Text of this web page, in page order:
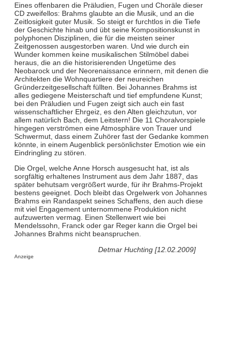
Eines offenbaren die Präludien, Fugen und Choräle dieser
CD zweifellos: Brahms glaubte an die Musik, und an die
Zeitlosigkeit guter Musik. So steigt er furchtlos in die Tiefe
der Geschichte hinab und übt seine Kompositionskunst in
polyphonen Disziplinen, die für die meisten seiner
Zeitgenossen ausgestorben waren. Und wie durch ein
Wunder kommen keine musikalischen Stilmöbel dabei
heraus, die an die historisierenden Ungetüme des
Neobarock und der Neorenaissance erinnern, mit denen die
Architekten die Wohnquartiere der neureichen
Gründerzeitgesellschaft füllten. Bei Johannes Brahms ist
alles gediegene Meisterschaft und tief empfundene Kunst;
bei den Präludien und Fugen zeigt sich auch ein fast
wissenschaftlicher Ehrgeiz, es den Alten gleichzutun, vor
allem natürlich Bach, dem Leitstern! Die 11 Choralvorspiele
hingegen verströmen eine Atmosphäre von Trauer und
Schwermut, dass einem Zuhörer fast der Gedanke kommen
könnte, in einem Augenblick persönlichster Emotion wie ein
Eindringling zu stören.
Die Orgel, welche Anne Horsch ausgesucht hat, ist als
sorgfältig erhaltenes Instrument aus dem Jahr 1887, das
später behutsam vergrößert wurde, für ihr Brahms-Projekt
bestens geeignet. Doch bleibt das Orgelwerk von Johannes
Brahms ein Randaspekt seines Schaffens, den auch diese
mit viel Engagement unternommene Produktion nicht
aufzuwerten vermag. Einen Stellenwert wie bei
Mendelssohn, Franck oder gar Reger kann die Orgel bei
Johannes Brahms nicht beanspruchen.
Detmar Huchting [12.02.2009]
Anzeige